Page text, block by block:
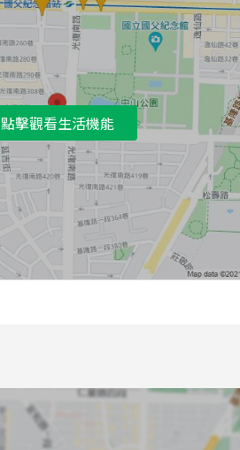
點擊觀看生活機能